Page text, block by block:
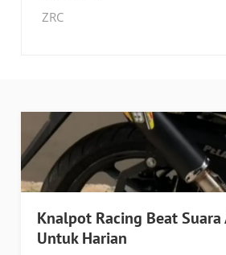
ZRC
Knalpot Racing Beat Suara
Untuk Harian